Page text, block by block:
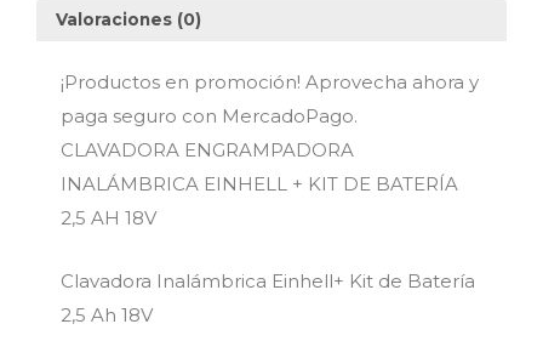
AHValoraciones (0)
¡Productos en promoción! Aprovecha ahora y
paga seguro con MercadoPago.
CLAVADORA ENGRAMPADORA
INALÁMBRICA EINHELL + KIT DE BATERÍA
2,5 AH 18V
Clavadora Inalámbrica Einhell+ Kit de Batería
2,5 Ah 18V